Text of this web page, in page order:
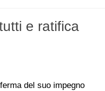
e ratifica
del suo impegno